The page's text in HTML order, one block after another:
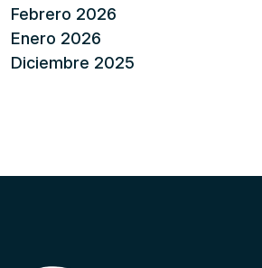
Febrero 2026
Enero 2026
Diciembre 2025